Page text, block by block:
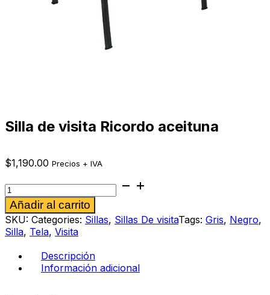
Silla de visita Ricordo aceituna
$1,190.00 Precios + IVA
Silla
de
visita
Ricordo
aceituna
cantidad
Añadir al carrito
SKU: Categories: Sillas, Sillas De visitaTags: Gris, Negro,
Silla, Tela, Visita
Descripción
Información adicional